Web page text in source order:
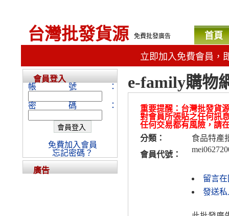
台灣批發貨源 免費批發廣告 首頁
立即加入免費會員，
e-family購物
重要提醒：台灣批發貨
對會員所張貼之任何訊
任何交易都有風險，請
分類：
食品特產
會員代號：
留言
發送私
會員登入
帳號：
密碼：
免費加入會員
忘記密碼？
廣告